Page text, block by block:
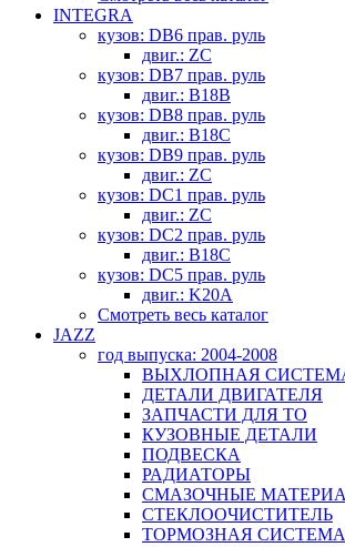
INTEGRA
кузов: DB6 прав. руль
двиг.: ZC
кузов: DB7 прав. руль
двиг.: B18B
кузов: DB8 прав. руль
двиг.: B18C
кузов: DB9 прав. руль
двиг.: ZC
кузов: DC1 прав. руль
двиг.: ZC
кузов: DC2 прав. руль
двиг.: B18C
кузов: DC5 прав. руль
двиг.: K20A
Смотреть весь каталог
JAZZ
год выпуска: 2004-2008
ВЫХЛОПНАЯ
ДЕТАЛИ ДВИГАТЕЛЯ
ЗАПЧАСТИ ДЛЯ ТО
КУЗОВНЫЕ ДЕТАЛИ
ПОДВЕСКА
РАДИАТОРЫ
СМАЗОЧНЫЕ
СТЕКЛООЧИСТИТЕЛЬ
ТОРМОЗНАЯ СИСТЕМА